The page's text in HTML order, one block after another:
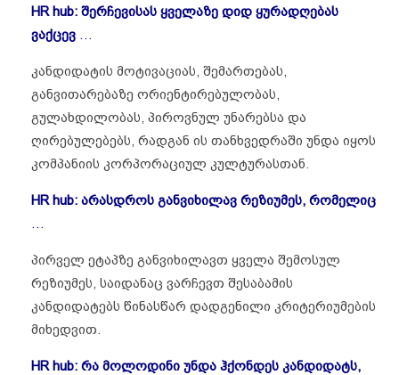
HR hub: შერჩევისას ყველაზე დიდ ყურადღებას
ვაქცევ …
კანდიდატის მოტივაციას, შემართებას,
განვითარებაზე ორიენტირებულობას,
გულახდილობას, პიროვნულ უნარებსა და
ღირებულებებს, რადგან ის თანხვედრაში უნდა იყოს
კომპანიის კორპორაციულ კულტურასთან.
HR hub: არასდროს განვიხილავ რეზიუმეს, რომელიც
…
პირველ ეტაპზე განვიხილავთ ყველა შემოსულ
რეზიუმეს, საიდანაც ვარჩევთ შესაბამის
კანდიდატებს წინასწარ დადგენილი კრიტერიუმების
მიხედვით.
HR hub: რა მოლოდინი უნდა ჰქონდეს კანდიდატს,